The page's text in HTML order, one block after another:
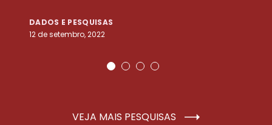
DADOS E PESQUISAS
12 de setembro, 2022
VEJA MAIS PESQUISAS